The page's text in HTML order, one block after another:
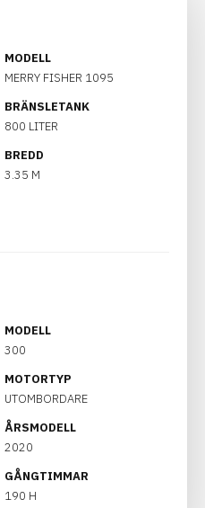
MODELL
MERRY FISHER 1095
BRÄNSLETANK
800 LITER
BREDD
3.35 M
MODELL
300
MOTORTYP
UTOMBORDARE
ÅRSMODELL
2020
GÅNGTIMMAR
190 H